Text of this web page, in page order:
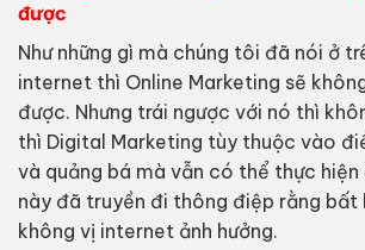
được
Như những gì mà chúng tôi đã nói ở
internet thì Online Marketing sẽ
được. Nhưng trái ngược với nó thì
thì Digital Marketing tùy thuộc vào
và quảng bá mà vẫn có thể thực hiện
này đã truyền đi thông điệp rằng bất
không vị internet ảnh hưởng.